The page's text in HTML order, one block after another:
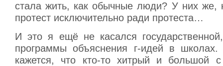
стала жить, как обычные люди? У них же,
протест исключительно ради протеста…
И это я ещё не касался
программы объяснения г-идей в
кажется, что кто-то хитрый и большой